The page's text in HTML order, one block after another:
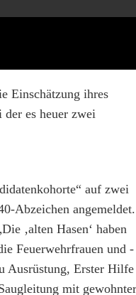
Einschätzung ihres
der es heuer zwei
auf zwei
Abzeichen angemeldet.
‚alten Hasen‘ haben
Feuerwehrfrauen und -
Ausrüstung, Erster Hilfe
mit gewohnter